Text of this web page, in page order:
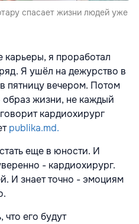
спасает жизни людей уже
карьеры, я проработал
Я ушёл на дежурство в
пятницу вечером. Потом
образ жизни, не каждый
кардиохирург
publika.md.
еще в юности. И
- кардиохирург.
И знает точно - эмоциям
что его будут